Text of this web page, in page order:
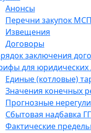
Анонсы
Перечни закупок МСП
Извещения
Договоры
заключения
для юридических
Единые (котловые)
Значения конечных
Прогнозные
Сбытовая надбавка
Фактические